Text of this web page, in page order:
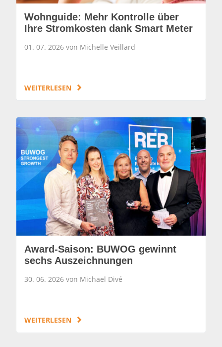
Wohnguide: Mehr Kontrolle über
Ihre Stromkosten dank Smart Meter
01. 07. 2026 von Michelle Veillard
WEITERLESEN
Award-Saison: BUWOG gewinnt
sechs Auszeichnungen
30. 06. 2026 von Michael Divé
WEITERLESEN